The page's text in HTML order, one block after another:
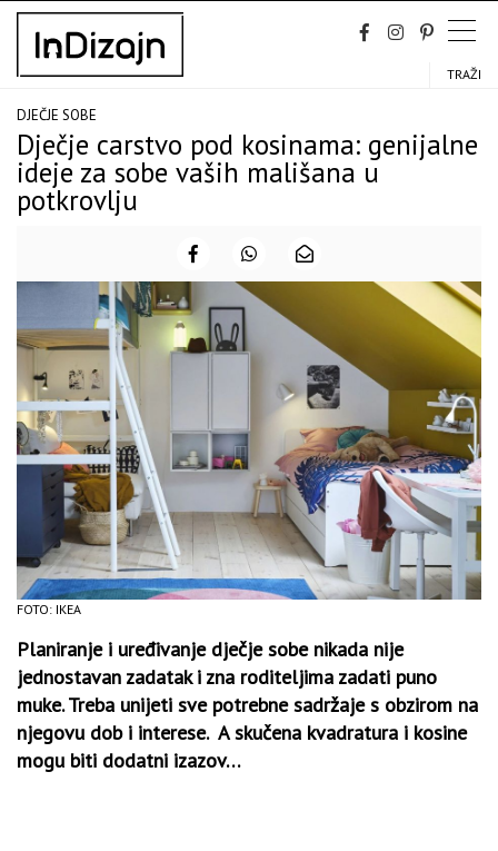
Skip
content
TRAŽI
DJEČJE SOBE
Dječje carstvo pod kosinama: genijalne
ideje za sobe vaših mališana u
potkrovlju
FOTO: IKEA
Planiranje i uređivanje dječje sobe nikada nije
jednostavan zadatak i zna roditeljima zadati puno
muke. Treba unijeti sve potrebne sadržaje s obzirom na
njegovu dob i interese. A skučena kvadratura i kosine
mogu biti dodatni izazov…